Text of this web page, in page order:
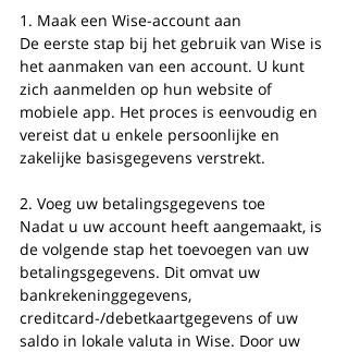
1. Maak een Wise-account aan
De eerste stap bij het gebruik van Wise is
het aanmaken van een account. U kunt
zich aanmelden op hun website of
mobiele app. Het proces is eenvoudig en
vereist dat u enkele persoonlijke en
zakelijke basisgegevens verstrekt.
2. Voeg uw betalingsgegevens toe
Nadat u uw account heeft aangemaakt, is
de volgende stap het toevoegen van uw
betalingsgegevens. Dit omvat uw
bankrekeninggegevens,
creditcard-/debetkaartgegevens of uw
saldo in lokale valuta in Wise. Door uw